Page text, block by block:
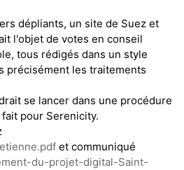
dépliants, un site de Suez et
l'objet de votes en conseil
tous rédigés dans un style
précisément les traitements
se lancer dans une procédure
fait pour Serenicity.
et communiqué
du-projet-digital-Saint-